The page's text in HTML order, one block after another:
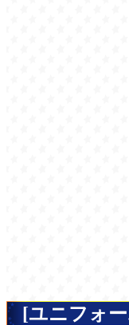
[ユニフォ